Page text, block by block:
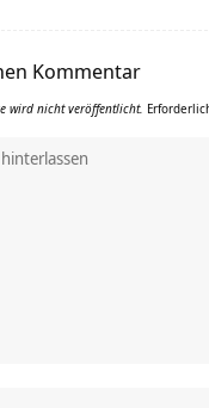
Kommentar
wird nicht veröffentlicht.